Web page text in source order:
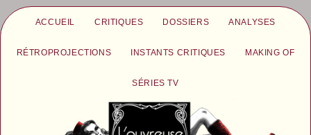
ACCUEIL CRITIQUES DOSSIERS ANALYSES
RÉTROPROJECTIONS INSTANTS CRITIQUES MAKING OF
SÉRIES TV